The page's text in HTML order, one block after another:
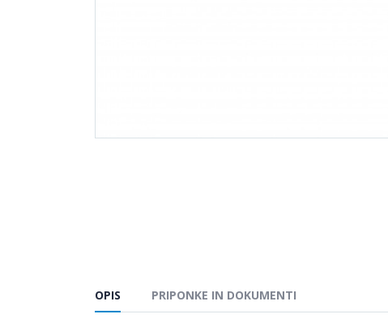
OPIS PRIPONKE IN DOKUMENTI